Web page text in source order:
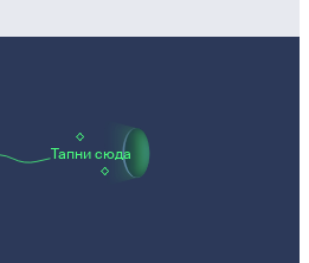
Тапни сюда